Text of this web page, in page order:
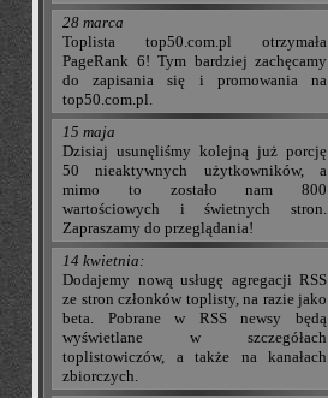
28 marca
Toplista top50.com.pl otrzymała
PageRank 6! Tym bardziej zachęcamy
do zapisania się i promowania na
top50.com.pl.
15 maja
Dzisiaj usunęliśmy kolejną już porcję
50 nieaktywnych użytkowników, a
mimo to zostało nam 800
wartościowych i świetnych stron.
Zapraszamy do przeglądania!
14 kwietnia:
Dodajemy nową usługę agregacji RSS
ze stron członków toplisty, na razie jako
beta. Pobrane w RSS newsy będą
wyświetlane w szczegółach
toplistowiczów, a także na kanałach
zbiorczych.